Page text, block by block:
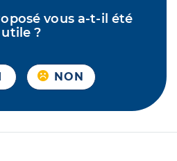
vous a-t-il été
utile ?
NON